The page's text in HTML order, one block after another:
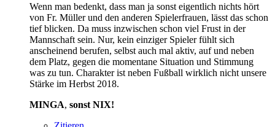
Wenn man bedenkt, dass man ja sonst eigentlich nichts hört
von Fr. Müller und den anderen Spielerfrauen, lässt das schon
tief blicken. Da muss inzwischen schon viel Frust in der
Mannschaft sein. Nur, kein einziger Spieler fühlt sich
anscheinend berufen, selbst auch mal aktiv, auf und neben
dem Platz, gegen die momentane Situation und Stimmung
was zu tun. Charakter ist neben Fußball wirklich nicht unsere
Stärke im Herbst 2018.
MINGA, sonst NIX!